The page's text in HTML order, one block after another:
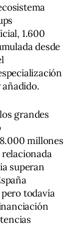
1.600
desde
grandes
millones
superan
todavía